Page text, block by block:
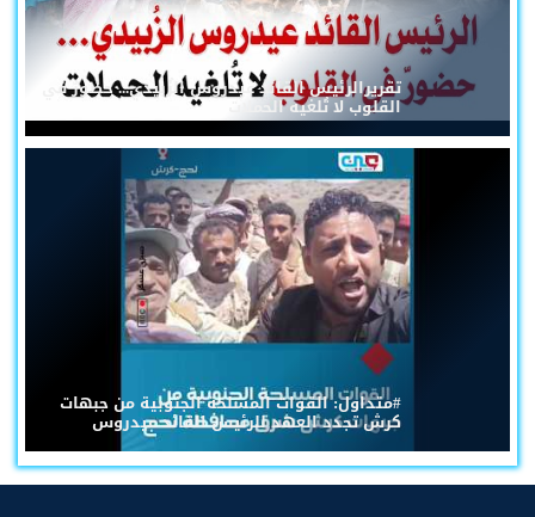
تقريرالرئيس القائد عيدروس الزُبيدي... حضورٌ في
القلوب لا تُلغيه الحملات
#متداول: القوات المسلحة الجنوبية من جبهات
كرش تجدد العهد للرئيس القائد عيدروس